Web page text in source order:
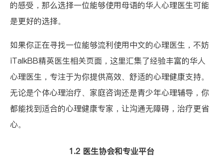
的感受，那么选择一位能够使用母语的华人心理医生可能
是更好的选择。
如果你正在寻找一位能够流利使用中文的心理医生，不妨
iTalkBB精英医生相关页面 ，这里汇集了经验丰富的华人
心理医生，专注于为你提供高效、舒适的心理健康支持。
无论是个体心理治疗、家庭咨询还是青少年心理辅导，你
都能找到适合的心理健康专家，让沟通无障碍，治疗更省
心。
1.2 医生协会和专业平台